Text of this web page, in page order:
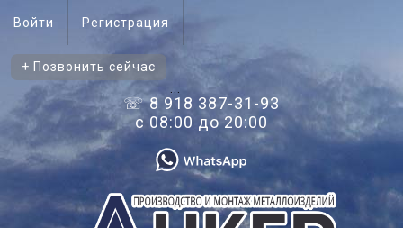
Войти Регистрация
+ Позвонить сейчас
☏ 8 918 387-31-93
с 08:00 до 20:00